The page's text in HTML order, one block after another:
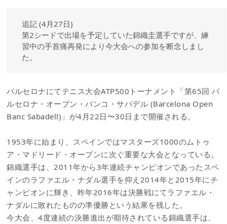
追記 (4月27日)
第2シードで出場を予定していた錦織圭選手ですが、練
習中の手首痛再発により今大会への参加を断念しまし
た。
バルセロナにてテニス大会ATP500トーナメント「第65回 バ
ルセロナ・オープン・バンコ・サバデル (Barcelona Open
Banc Sabadell)」が4月22日〜30日まで開催される。
1953年に始まり、スペインではマスターズ1000のムトゥ
ア・マドリード・オープンに次ぐ重要な大会となっている。
錦織選手は、2011年から3年連続チャンピオンであったスペ
インのラファエル・ナダル選手を抑え2014年と2015年にチ
ャンピオンに輝き、昨年2016年は決勝戦にてラファエル・
ナダルに敗れたものの準優勝という結果を残した。
今大会、4度連続の決勝進出が期待されている錦織選手は、